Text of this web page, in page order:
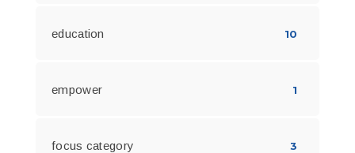
education 10
empower 1
focus category 3